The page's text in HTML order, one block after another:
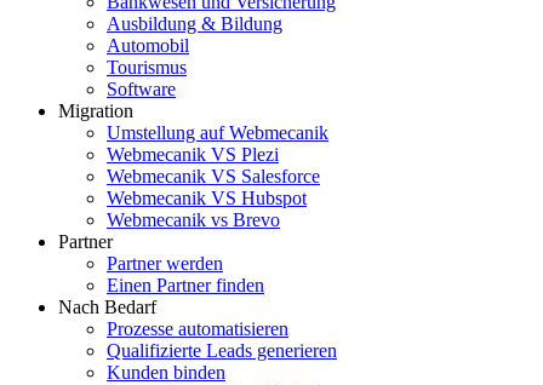
Ausbildung & Bildung
Automobil
Tourismus
Software
Migration
Umstellung auf Webmecanik
Webmecanik VS Plezi
Webmecanik VS Salesforce
Webmecanik VS Hubspot
Webmecanik vs Brevo
Partner
Partner werden
Einen Partner finden
Nach Bedarf
Prozesse automatisieren
Qualifizierte Leads generieren
Kunden binden